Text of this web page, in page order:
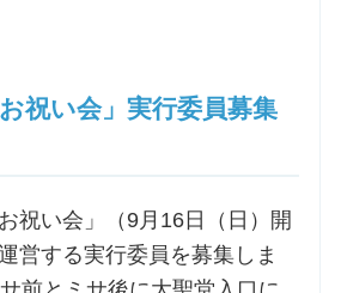
祝い会」実行委員募集
祝い会」（9月16日（日）開
営する実行委員を募集しま